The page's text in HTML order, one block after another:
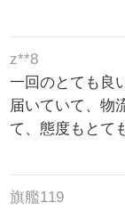
z**8
一回のとても良
届いていて、物
て、態度もとて
旗艦119